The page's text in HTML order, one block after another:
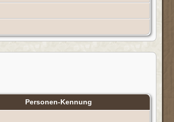
Personen-Kennung